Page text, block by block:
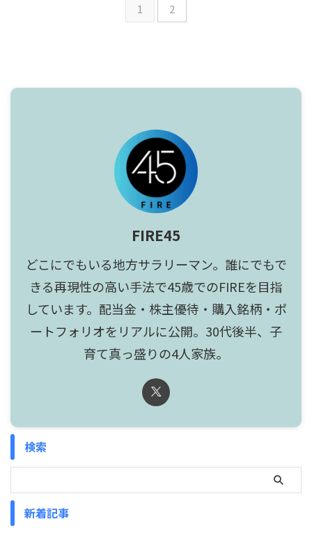
1 2
FIRE45
どこにでもいる地方サラリーマン。誰にでもで
きる再現性の高い手法で45歳でのFIREを目指
しています。配当金・株主優待・購入銘柄・ポ
ートフォリオをリアルに公開。30代後半、子
育て真っ盛りの4人家族。
検索
新着記事